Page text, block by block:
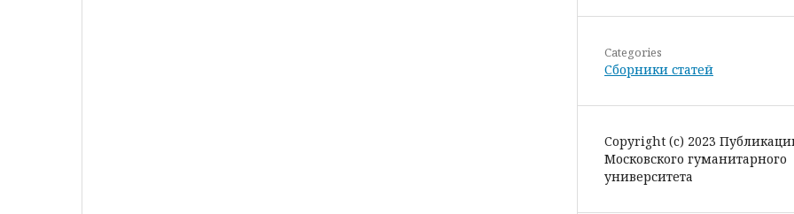
Categories
Сборники статей
Copyright (c) 2023
Московского гуманитарного
университета